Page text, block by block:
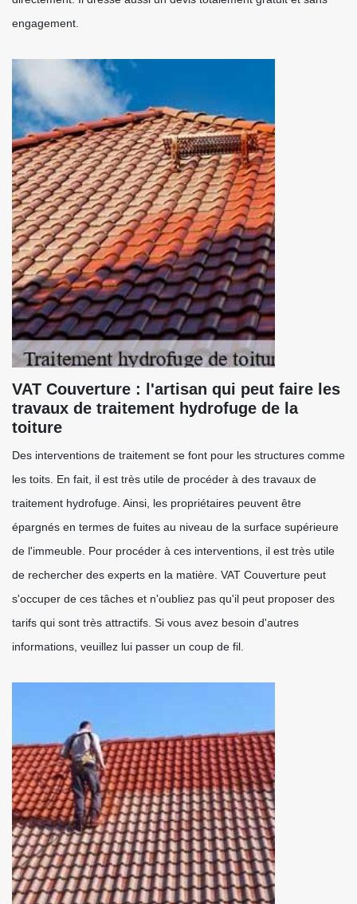
engagement.
VAT Couverture : l'artisan qui peut faire les
travaux de traitement hydrofuge de la
toiture
Des interventions de traitement se font pour les structures comme
les toits. En fait, il est très utile de procéder à des travaux de
traitement hydrofuge. Ainsi, les propriétaires peuvent être
épargnés en termes de fuites au niveau de la surface supérieure
de l'immeuble. Pour procéder à ces interventions, il est très utile
de rechercher des experts en la matière. VAT Couverture peut
s'occuper de ces tâches et n'oubliez pas qu'il peut proposer des
tarifs qui sont très attractifs. Si vous avez besoin d'autres
informations, veuillez lui passer un coup de fil.